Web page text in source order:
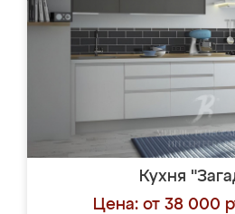
Кухня
Цена: от 38 000